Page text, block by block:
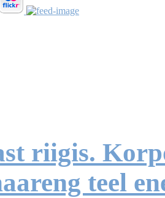
riigis.
teel